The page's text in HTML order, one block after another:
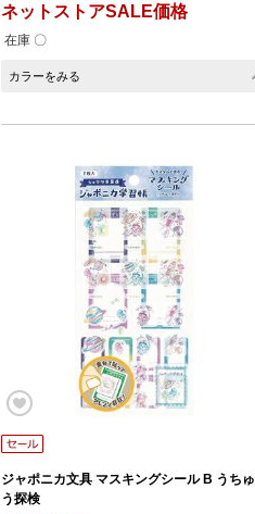
ネットストアSALE価格
在庫 〇
カラーをみる
ジャポニカ文具 マスキングシール B うちゅ
う探検